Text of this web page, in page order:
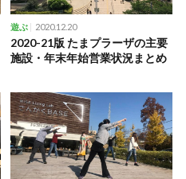
遊ぶ 2020.12.20
2020-21版 たまプラーザの主要
施設・年末年始営業状況まとめ